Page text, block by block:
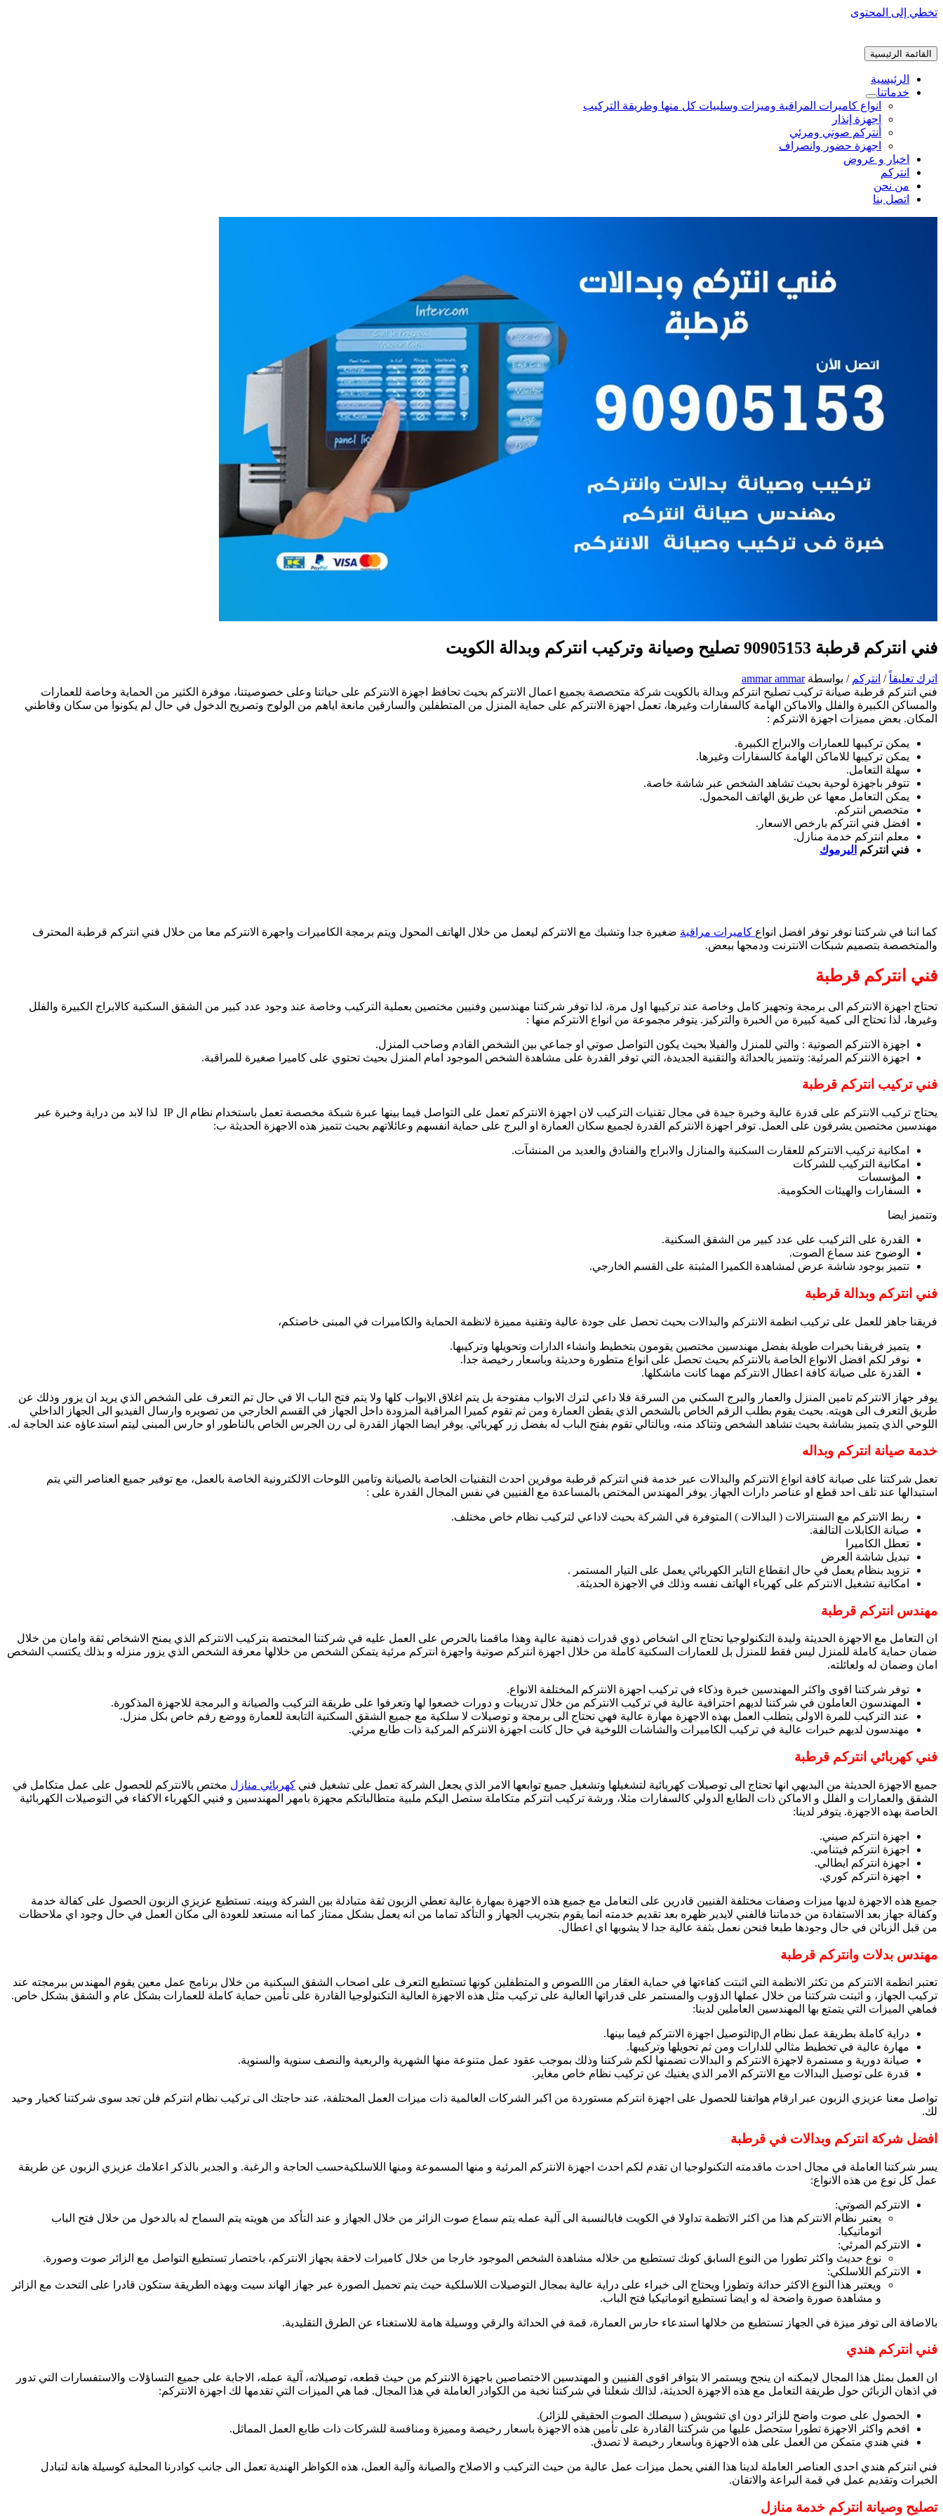
تخطي إلى المحتوى
القائمة الرئيسية
الرئيسية
خدماتنا
انواع كاميرات المراقبة وميزات وسلبيات كل منها وطريقة التركيب
اجهزة إنذار
أنتركم صوتي ومرئي
اجهزة حضور وانصراف
اخبار و عروض
انتركم
من نحن
اتصل بنا
فني انتركم قرطبة 90905153 تصليح وصيانة وتركيب انتركم وبدالة الكويت
اترك تعليقاً / انتركم / بواسطة ammar ammar
فني انتركم قرطبة صيانة تركيب تصليح انتركم وبدالة بالكويت شركة متخصصة بجميع اعمال الانتركم بحيث تحافظ اجهزة الانتركم على حياتنا وعلى خصوصيتنا، موفرة الكثير من الحماية وخاصة للعمارات
والمساكن الكبيرة والفلل والاماكن الهامة كالسفارات وغيرها، تعمل اجهزة الانتركم على حماية المنزل من المتطفلين والسارقين مانعة اياهم من الولوج وتصريح الدخول في حال لم يكونوا من سكان وقاطني
المكان. بعض مميزات اجهزة الانتركم :
يمكن تركيبها للعمارات والابراج الكبيرة.
يمكن تركيبها للاماكن الهامة كالسفارات وغيرها.
سهلة التعامل.
تتوفر باجهزة لوحية بحيث تشاهد الشخص عبر شاشة خاصة.
يمكن التعامل معها عن طريق الهاتف المحمول.
متخصص انتركم.
افضل فني انتركم بارخص الاسعار.
معلم انتركم خدمة منازل.
فني انتركم اليرموك
كما اننا في شركتنا نوفر نوفر افضل انواع كاميرات مراقبة ضغيرة جدا وتشبك مع الانتركم ليعمل من خلال الهاتف المحول ويتم برمجة الكاميرات واجهرة الانتركم معا من خلال فني انتركم قرطبة المحترف
والمتخصصة بتصميم شبكات الانترنت ودمجها ببعض.
فني انتركم قرطبة
تحتاج اجهزة الانتركم الى برمجة وتجهيز كامل وخاصة عند تركيبها اول مرة، لذا توفر شركتنا مهندسين وفنيين مختصين بعملية التركيب وخاصة عند وجود عدد كبير من الشقق السكنية كالابراج الكبيرة والفلل
وغيرها، لذا تحتاج الى كمية كبيرة من الخبرة والتركيز. يتوفر مجموعة من انواع الانتركم منها :
اجهزة الانتركم الصوتية : والتي للمنزل والفيلا بحيث يكون التواصل صوتي او جماعي بين الشخص القادم وصاحب المنزل.
اجهزة الانتركم المرئية: وتتميز بالحداثة والتقنية الجديدة، التي توفر القدرة على مشاهدة الشخص الموجود امام المنزل بحيث تحتوي على كاميرا صغيرة للمراقبة.
فني تركيب انتركم قرطبة
يحتاج تركيب الانتركم على قدرة عالية وخبرة جيدة في مجال تقنيات التركيب لان اجهزة الانتركم تعمل على التواصل فيما بينها عبرة شبكة مخصصة تعمل باستخدام نظام ال IP لذا لابد من دراية وخبرة عبر
مهندسين مختصين يشرفون على العمل. توفر اجهزة الانتركم القدرة لجميع سكان العمارة او البرج على حماية انفسهم وعائلاتهم بحيث تتميز هذه الاجهزة الحديثة ب:
امكانية تركيب الانتركم للعقارت السكنية والمنازل والابراج والفنادق والعديد من المنشآت.
امكانية التركيب للشركات
المؤسسات
السفارات والهيئات الحكومية.
وتتميز ايضا
القدرة على التركيب على عدد كبير من الشقق السكنية.
الوضوح عند سماع الصوت.
تتميز بوجود شاشة عرض لمشاهدة الكميرا المثبتة على القسم الخارجي.
فني انتركم وبدالة قرطبة
فريقنا جاهز للعمل على تركيب انظمة الانتركم والبدالات بحيث تحصل على جودة عالية وتقنية مميزة لانظمة الحماية والكاميرات في المبنى خاصتكم،
يتميز فريقنا بخبرات طويلة بفضل مهندسين مختصين يقومون بتخطيط وانشاء الدارات وتحويلها وتركيبها.
نوفر لكم افضل الانواع الخاصة بالانتركم بحيث تحصل على انواع متطورة وحديثة وباسعار رخيصة جدا.
القدرة على صيانة كافة اعطال الانتركم مهما كانت ماشكلها.
يوفر جهاز الانتركم تامين المنزل والعمار والبرج السكني من السرقة فلا داعي لترك الابواب مفتوحة بل يتم اغلاق الابواب كلها ولا يتم فتح الباب الا في حال تم التعرف على الشخص الذي يريد ان يزور وذلك عن
طريق التعرف الى هويته. بحيث يقوم بطلب الرقم الخاص بالشخص الذي يقطن العمارة ومن ثم تقوم كميرا المراقبة المزودة داخل الجهاز في القسم الخارجي من تصويره وارسال الفيديو الى الجهاز الداخلي
اللوحي الذي يتميز بشاشة بحيث تشاهد الشخص وتتاكد منه، وبالتالي تقوم بفتح الباب له بفضل زر كهربائي. يوفر ايضا الجهاز القدرة لى رن الجرس الخاص بالناطور او حارس المبنى ليتم استدعاؤه عند الحاجة له.
خدمة صيانة انتركم وبداله
تعمل شركتنا على صيانة كافة انواع الانتركم والبدالات عبر خدمة فني انتركم قرطبة موفرين احدث التقنيات الخاصة بالصيانة وتامين اللوحات الالكترونية الخاصة بالعمل، مع توفير جميع العناصر التي يتم
استبدالها عند تلف احد قطع او عناصر دارات الجهاز. يوفر المهندس المختص بالمساعدة مع الفنيين في نفس المجال القدرة على :
ربط الانتركم مع السنترالات ( البدالات ) المتوفرة في الشركة بحيث لاداعي لتركيب نظام خاص مختلف.
صيانة الكابلات التالفة.
تعطل الكاميرا
تبديل شاشة العرض
تزويد بنظام يعمل في حال انقطاع التاير الكهربائي يعمل على التيار المستمر .
امكانية تشغيل الانتركم على كهرباء الهاتف نفسه وذلك في الاجهزة الحديثة.
مهندس انتركم قرطبة
ان التعامل مع الاجهزة الحديثة وليدة التكنولوجيا تحتاج الى اشخاص ذوي قدرات ذهنية عالية وهذا ماقمنا بالحرص على العمل عليه في شركتنا المختصة بتركيب الانتركم الذي يمنح الاشخاص ثقة وامان من خلال
ضمان حماية كاملة للمنزل ليس فقط للمنزل بل للعمارات السكنية كاملة من خلال اجهزة انتركم صوتية واجهزة انتركم مرئية يتمكن الشخص من خلالها معرفة الشخص الذي يزور منزله و بذلك يكتسب الشخص
امان وضمان له ولعائلته.
توفر شركتنا اقوى واكثر المهندسين خبرة وذكاء في تركيب اجهزة الانتركم المختلفة الانواع.
المهندسون العاملون في شركتنا لديهم احترافية عالية في تركيب الانتركم من خلال تدريبات و دورات خصعوا لها وتعرفوا على طريقة التركيب والصيانة و البرمجة للاجهزة المذكورة.
عند التركيب للمرة الاولى يتطلب العمل بهذه الاجهزة مهارة عالية فهي تحتاج الى برمجة و توصيلات لا سلكية مع جميع الشقق السكنية التابعة للعمارة ووضع رفم خاص بكل منزل.
مهندسون لديهم خبرات عالية في تركيب الكاميرات والشاشات اللوخية في حال كانت اجهزة الانتركم المركبة ذات طابع مرئي.
فني كهربائي انتركم قرطبة
جميع الاجهزة الحديثة من البديهي انها تحتاج الى توصيلات كهربائية لتشغيلها وتشغيل جميع توابعها الامر الذي يجعل الشركة تعمل على تشغيل فني كهربائي منازل مختص بالانتركم للحصول على عمل متكامل في
الشقق والعمارات و الفلل و الاماكن ذات الطابع الدولي كالسفارات مثلا، ورشة تركيب انتركم متكاملة ستصل اليكم ملبية متطالباتكم مجهزة بامهر المهندسين و فنيي الكهرباء الاكفاء في التوصيلات الكهربائية
الخاصة بهذه الاجهزة. يتوفر لدينا:
اجهزة انتركم صيني.
اجهزة انتركم فيتنامي.
اجهزة انتركم ايطالي.
اجهزة انتركم كوري.
جميع هذه الاجهزة لديها ميزات وصفات مختلفة الفنيين قادرين على التعامل مع جميع هذه الاجهزة بمهارة عالية تعطي الزبون ثقة متبادلة بين الشركة وبينه. تستطيع عزيزي الزبون الحصول على كفالة خدمة
وكفالة جهاز بعد الاستفادة من خدماتنا فالفني لايدير ظهره بعد تقديم خدمته انما يقوم بتجريب الجهاز و التأكد تماما من انه يعمل بشكل ممتاز كما انه مستعد للعودة الى مكان العمل في حال وجود اي ملاحظات
من قبل الزبائن في حال وجودها طبعا فنحن نعمل بثفة عالية جدا لا يشوبها اي اعطال.
مهندس بدلات وانتركم قرطبة
تعتبر انظمة الانتركم من تكثر الانظمة التي اثبتت كفاءتها في حماية العقار من االلصوص و المتطفلين كونها تستطيع التعرف على اصحاب الشقق السكنية من خلال برنامج عمل معين يقوم المهندس ببرمجته عند
تركيب الجهاز، و اثبتت شركتنا من خلال عملها الدؤوب والمستمر على قدراتها العالية على تركيب مثل هذه الاجهزة العالية التكنولوجيا القادرة على تأمين حماية كاملة للعمارات بشكل عام و الشقق بشكل خاص.
فماهي الميزات التي يتمتع بها المهندسين العاملين لدينا:
دراية كاملة بطريقة عمل نظام الipلتوصيل اجهزة الانتركم فيما بينها.
مهارة عالية في تخطيط مثالي للدارات ومن ثم تحويلها وتركيبها.
صيانة دورية و مستمرة لاجهزة الانتركم و البدالات تضمنها لكم شركتنا وذلك بموجب عقود عمل متنوعة منها الشهرية والربعية والنصف سنوية والسنوية.
قدرة على توصيل البدالات مع الانتركم الامر الذي يغنيك عن تركيب نظام خاص مغاير.
تواصل معنا عزيزي الزبون عبر ارقام هواتفنا للحصول على اجهزة انتركم مستوردة من اكبر الشركات العالمية ذات ميزات العمل المختلفة، عند حاجتك الى تركيب نظام انتركم فلن تجد سوى شركتنا كخيار وحيد
لك.
افضل شركة انتركم وبدالات في قرطبة
يسر شركتنا العاملة في مجال احدث ماقدمته التكنولوجيا ان تقدم لكم احدث اجهزة الانتركم المرئية و منها المسموعة ومنها اللاسلكيةحسب الحاجة و الرغبة. و الجدير بالذكر اعلامك عزيزي الزبون عن طريقة
عمل كل نوع من هذه الانواع:
الانتركم الصوتي:
يعتبر نظام الانتركم هذا من اكثر الاتظمة تداولا في الكويت فابالنسبة الى آلية عمله يتم سماع صوت الزائر من خلال الجهاز و عند التأكد من هويته يتم السماح له بالدخول من خلال فتح الباب
اتوماتيكيا.
الانتركم المرئي:
نوع حديث واكثر تطورا من النوع السابق كونك تستطيع من خلاله مشاهدة الشخص الموجود خارجا من خلال كاميرات لاحقة بجهاز الانتركم، باختصار تستطيع التواصل مع الزائر صوت وصورة.
الانتركم اللاسلكي:
ويعتبر هذا النوع الاكثر حداثة وتطورا ويحتاج الى خبراء على دراية عالية بمجال التوصيلات اللاسلكية حيث يتم تحميل الصورة عبر جهاز الهاند سيت وبهذه الطريقة ستكون قادرا على التحدث مع الزائر
و مشاهدة صورة واضحة له و ايضا تستطيع اتوماتيكيا فتح الباب.
بالاضافة الى توفر ميزة في الجهاز تستطيع من خلالها استدعاء حارس العمارة، قمة في الحداثة والرقي ووسيلة هامة للاستغناء عن الطرق التقليدية.
فني انتركم هندي
ان العمل بمثل هذا المجال لايمكنه ان ينجح ويستمر الا بتوافر اقوى الفنيين و المهندسين الاختصاصين باجهزة الانتركم من حيث قطعه، توصيلاته، آلية عمله، الاجابة على جميع التساؤلات والاستفسارات التي تدور
في اذهان الزبائن حول طريقة التعامل مع هذه الاجهزة الحديثة، لذالك شغلنا في شركتنا نخبة من الكوادر العاملة في هذا المجال. فما هي الميزات التي تقدمها لك اجهزة الانتركم:
الحصول على صوت واضح للزائر دون اي تشويش ( سيصلك الصوت الحقيقي للزائر).
افخم واكثر الاجهزة تطورا ستحصل عليها من شركتنا القادرة على تأمين هذه الاجهزة باسعار رخيصة ومميزة ومنافسة للشركات ذات طابع العمل المماثل.
فني هندي متمكن من العمل على هذه الاجهزة وبأسعار رخيصة لا تصدق.
فني انتركم هندي احدى العناصر العاملة لدينا هذا الفني يحمل ميزات عمل عالية من حيث التركيب و الاصلاح والصيانة وآلية العمل، هذه الكواظر الهندية تعمل الى جانب كوادرنا المحلية كوسيلة هانة لتبادل
الخبرات وتقديم عمل في قمة البراعة والاتقان.
تصليح وصيانة انتركم خدمة منازل